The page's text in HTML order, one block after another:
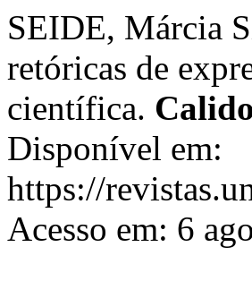
SEIDE, Márcia
retóricas de
científica.
Disponível em:
https://
Acesso em: 6